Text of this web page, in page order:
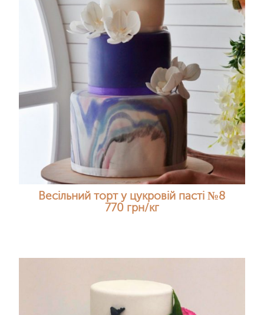
Весільний торт у цукровій пасті №8
770 грн/кг